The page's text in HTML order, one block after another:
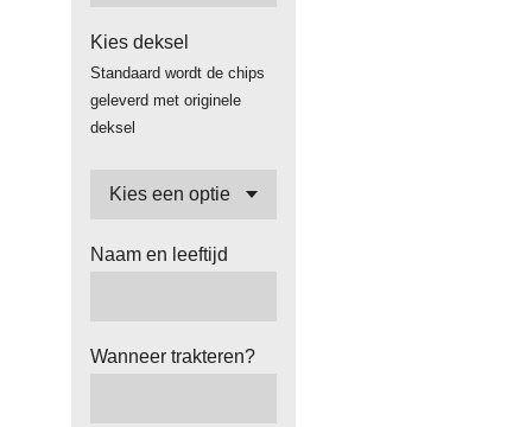
Kies deksel
Standaard wordt de chips
geleverd met originele
deksel
Naam en leeftijd
Wanneer trakteren?